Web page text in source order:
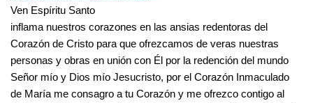
Ven Espíritu Santo
inflama nuestros corazones en las ansias redentoras del
Corazón de Cristo para que ofrezcamos de veras nuestras
personas y obras en unión con Él por la redención del mundo
Señor mío y Dios mío Jesucristo, por el Corazón Inmaculado
de María me consagro a tu Corazón y me ofrezco contigo al